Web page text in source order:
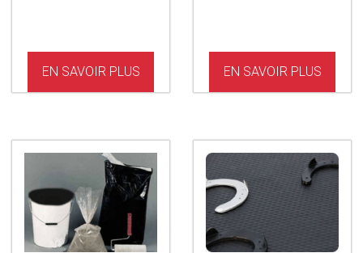
EN SAVOIR PLUS EN SAVOIR PLUS